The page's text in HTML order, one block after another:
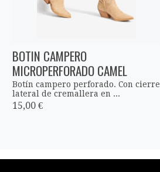
BOTIN CAMPERO
MICROPERFORADO CAMEL
Botín campero perforado. Con cierre
lateral de cremallera en ...
15,00 €